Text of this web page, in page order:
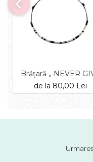
Brățară „ NEVER
UP ” — morse,
materiale
de la 80,00 Lei